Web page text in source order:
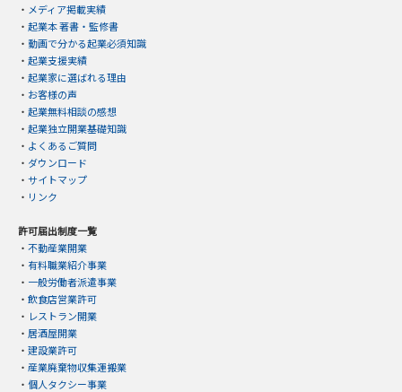
・ メディア掲載実績
・ 起業本 著書・監修書
・ 動画で分かる起業必須知識
・ 起業支援実績
・ 起業家に選ばれる理由
・ お客様の声
・ 起業無料相談の感想
・ 起業独立開業基礎知識
・ よくあるご質問
・ ダウンロード
・ サイトマップ
・ リンク
許可届出制度一覧
・ 不動産業開業
・ 有料職業紹介事業
・ 一般労働者派遣事業
・ 飲食店営業許可
・ レストラン開業
・ 居酒屋開業
・ 建設業許可
・ 産業廃棄物収集運搬業
・ 個人タクシー事業